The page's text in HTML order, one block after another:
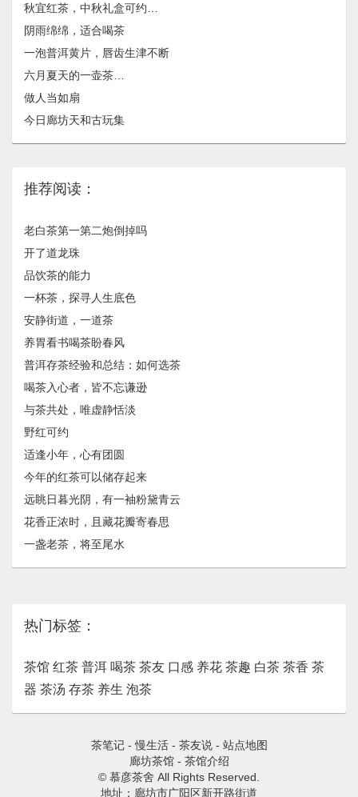
秋宜红茶，中秋礼盒可约…
阴雨绵绵，适合喝茶
一泡普洱黄片，唇齿生津不断
六月夏天的一壶茶…
做人当如扇
今日廊坊天和古玩集
推荐阅读：
老白茶第一第二炮倒掉吗
开了道龙珠
品饮茶的能力
一杯茶，探寻人生底色
安静街道，一道茶
养胃看书喝茶盼春风
普洱存茶经验和总结：如何选茶
喝茶入心者，皆不忘谦逊
与茶共处，唯虚静恬淡
野红可约
适逢小年，心有团圆
今年的红茶可以储存起来
远眺日暮光阴，有一袖粉黛青云
花香正浓时，且藏花瓣寄春思
一盏老茶，将至尾水
热门标签：
茶馆 红茶 普洱 喝茶 茶友 口感 养花 茶趣 白茶 茶香 茶
器 茶汤 存茶 养生 泡茶
茶笔记-慢生活- 茶友说- 站点地图
廊坊茶馆- 茶馆介绍
© 慕彦茶舍 All Rights Reserved.
地址：廊坊市广阳区新开路街道